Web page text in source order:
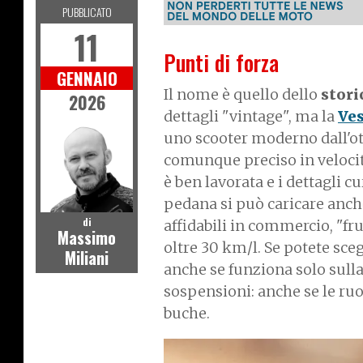
Punti di forza
Il nome è quello dello
dettagli "vintage", ma la
uno scooter moderno
comunque preciso in
è ben lavorata e i dettagli
pedana si può caricare
affidabili in commercio,
oltre 30 km/l. Se potete
anche se funziona solo
sospensioni: anche se le
buche.
I
PUBBLICATO
11
GENNAIO
2026
di
Massimo
Miliani